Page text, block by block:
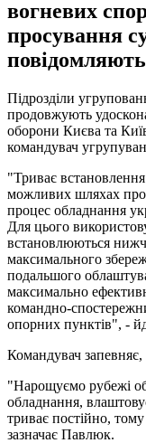
вогневих
просування
Підрозділи
продовжують
оборони Києва та
командувач
"Триває
можливих шляхах
процес обладнання
Для цього
встановлюються
максимального
подальшого
максимально
командно-
опорних пунктів", -
Командувач
"Нарощуємо рубежі
обладнання,
триває постійно,
зазначає Павлюк.